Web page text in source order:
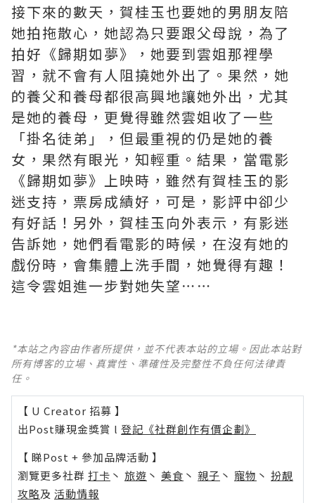
接下來的數天，賀桂玉也要她的男朋友陪
她拍拖散心，她認為只要跟父母說，為了
拍好《歸期如夢》，她要到雲姐那裡學
習，就不會有人阻撓她外出了。果然，她
的養父和養母都很高興地讓她外出，尤其
是她的養母，更覺得雖然雲姐收了一些
「掛名徒弟」，但最重視的仍是她的養
女，果然有眼光，知輕重。結果，當電影
《歸期如夢》上映時，雖然有賀桂玉的影
迷支持，票房成績好，可是，影評中卻少
有好話！另外，賀桂玉向外表示，有影迷
告訴她，她們看電影的時候，在沒有她的
戲份時，會集體上洗手間，她覺得有趣！
這令雲姐進一步對她失望⋯⋯
*本站之內容由作者所提供，並不代表本站的立場。因此本站對
所有博客的立場、真實性、準確性及完整性不負任何法律責
任。
【 U Creator 招募 】
出Post賺現金獎賞 l 登記《社群創作有價企劃》
【 睇Post + 參加品牌活動 】
瀏覽更多社群 打卡 丶 旅遊 丶 美食 丶 親子 丶 寵物 丶 扮靚
攻略及 活動情報